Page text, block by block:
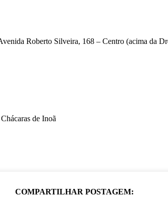
Roberto Silveira, 168 – Centro (acima da
de Inoã
COMPARTILHAR POSTAGEM: